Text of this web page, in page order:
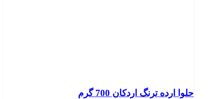
حلوا ارده ترنگ اردکان 700 گرم